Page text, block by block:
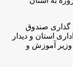
صندوق
استان و دیدار
آموزش و